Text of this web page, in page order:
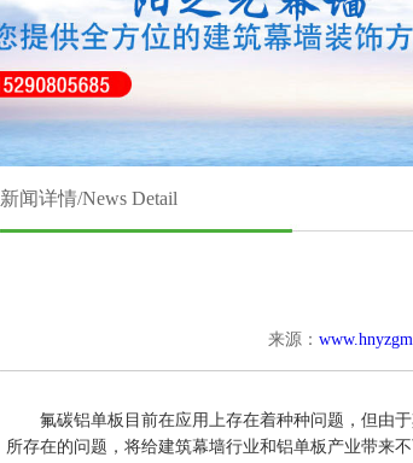
新闻详情/News Detail
来源：
氟碳铝单板目前在应用上存在着种种问题，但由于
所存在的问题，将给建筑幕墙行业和铝单板产业带来